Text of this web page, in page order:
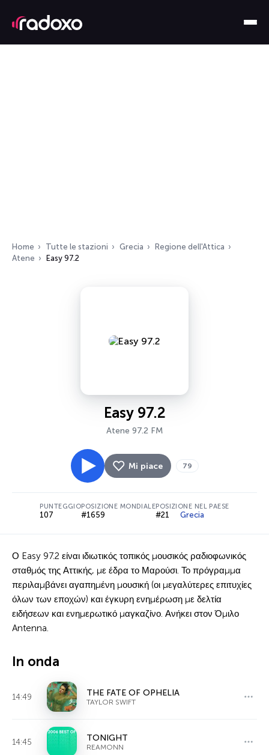
Home Tutte le stazioni Grecia
Regione dell'Attica
Atene
Easy 97.2
Easy 97.2
Atene 97.2 FM
Mi piace 79
PUNTEGGIO
107
POSIZIONE MONDIALE
#1659
POSIZIONE NEL PAESE
#21 Grecia
Ο Easy 97.2 είναι ιδιωτικός τοπικός μουσικός ραδιοφωνικός
σταθμός της Αττικής, με έδρα το Μαρούσι. Το πρόγραμμα
περιλαμβάνει αγαπημένη μουσική (οι μεγαλύτερες επιτυχίες
όλων των εποχών) και έγκυρη ενημέρωση με δελτία
ειδήσεων και ενημερωτικό μαγκαζίνο. Ανήκει στον Όμιλο
Antenna.
In onda
14:49 THE FATE OF OPHELIA
TAYLOR SWIFT
14:45 TONIGHT
REAMONN